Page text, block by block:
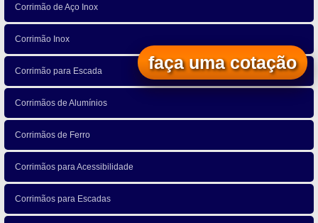
Corrimão de Aço Inox
Corrimão Inox
Corrimão para Escada
Corrimãos de Alumínios
Corrimãos de Ferro
Corrimãos para Acessibilidade
Corrimãos para Escadas
faça uma cotação